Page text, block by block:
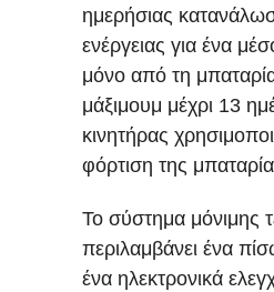
ημερήσιας
ενέργειας για ένα
μόνο από τη
μάξιμουμ μέχρι 13
κινητήρας
φόρτιση της
Το σύστημα μόνιμης
περιλαμβάνει ένα
ένα ηλεκτρονικά